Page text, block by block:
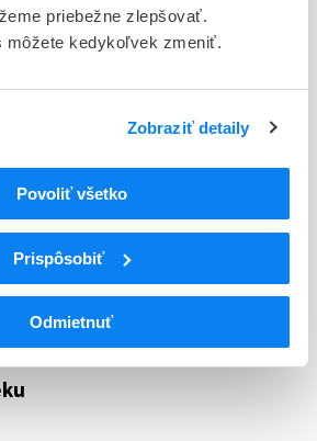
priebežne zlepšovať.
môžete kedykoľvek zmeniť.
Zobraziť detaily
Povoliť všetko
Prispôsobiť
Odmietnuť
Slovinsko
(NOOTROPNE LIEČ.,
nervová sústava